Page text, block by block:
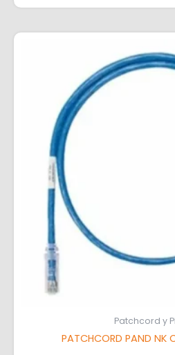
Patchcord y
PATCHCORD PAND NK